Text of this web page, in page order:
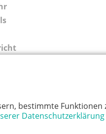
bestimmte
Datenschutzerklärung
er